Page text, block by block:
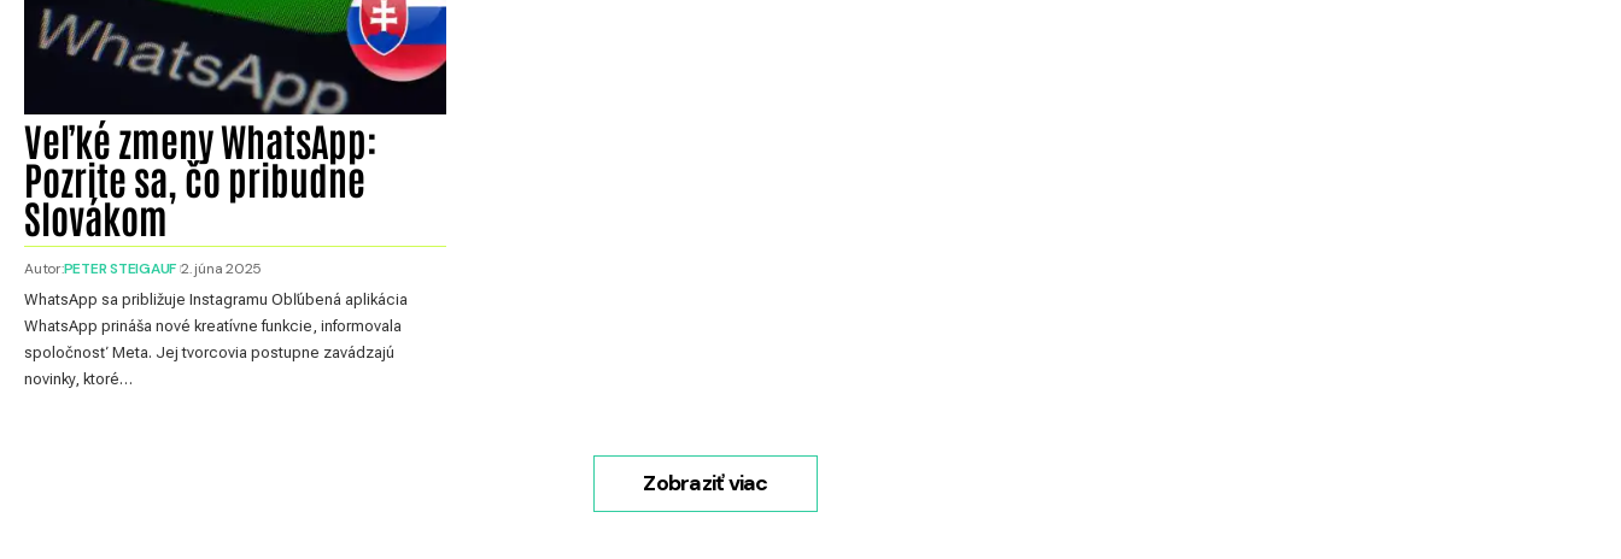
Veľké zmeny WhatsApp:
Pozrite sa, čo pribudne
Slovákom
Autor:PETER STEIGAUF 2. júna 2025
WhatsApp sa približuje Instagramu Obľúbená aplikácia
WhatsApp prináša nové kreatívne funkcie, informovala
spoločnosť Meta. Jej tvorcovia postupne zavádzajú
novinky, ktoré…
Zobraziť viac